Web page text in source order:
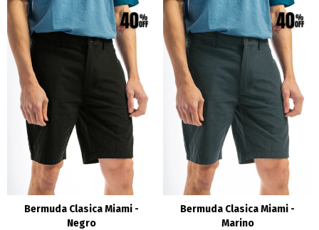
Bermuda Clasica Miami -
Negro
Bermuda Clasica Miami -
Marino